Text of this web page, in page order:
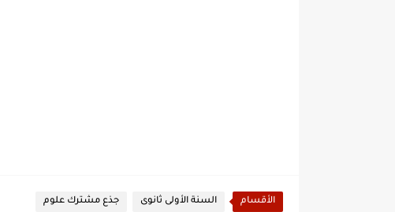
الأقسام السنة الأولى ثانوى جذع مشترك علوم